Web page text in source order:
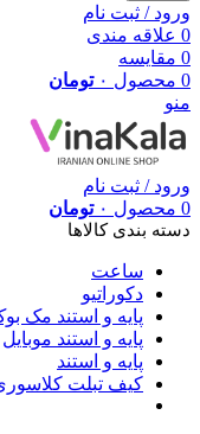
ورود / ثبت نام
0 علاقه مندی
0 مقایسه
0 محصول ۰ تومان
منو
ورود / ثبت نام
0 محصول ۰ تومان
دسته بندی کالاها
ساعت
دکوراتیو
پایه و استند مک
پایه و استند موبایل
پایه و استند
کیف تبلت